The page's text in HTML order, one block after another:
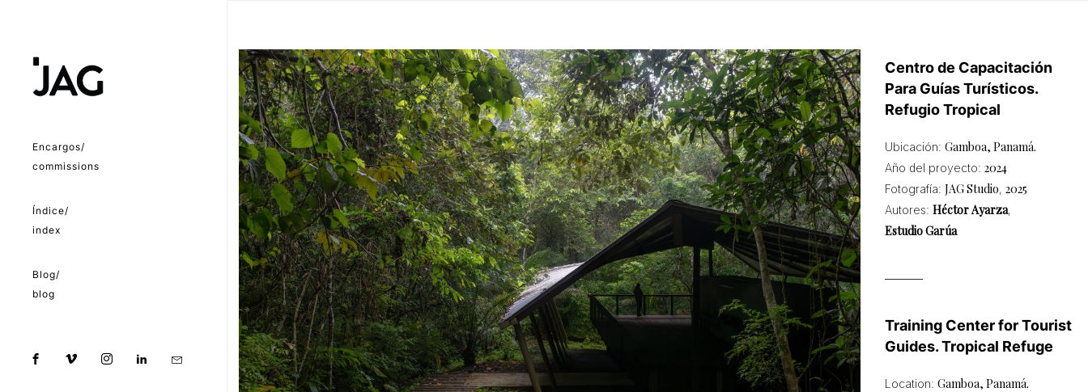
Encargos/
commissions
Índice/
index
Blog/
blog
Centro de Capacitación
Para Guías Turísticos.
Refugio Tropical
Ubicación: Gamboa, Panamá.
Año del proyecto: 2024
Fotografía: JAG Studio, 2025
Autores: Héctor Ayarza,
Estudio Garúa
Training Center for Tourist
Guides. Tropical Refuge
Location: Gamboa, Panamá.